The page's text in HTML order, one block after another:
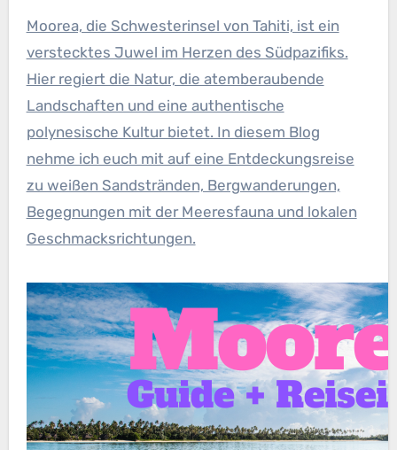
Moorea, die Schwesterinsel von Tahiti, ist ein
verstecktes Juwel im Herzen des Südpazifiks.
Hier regiert die Natur, die atemberaubende
Landschaften und eine authentische
polynesische Kultur bietet. In diesem Blog
nehme ich euch mit auf eine Entdeckungsreise
zu weißen Sandstränden, Bergwanderungen,
Begegnungen mit der Meeresfauna und lokalen
Geschmacksrichtungen.